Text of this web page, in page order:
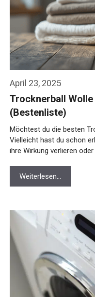
April 23, 2025
Trocknerball Wolle
(Bestenliste)
Möchtest du die besten
Vielleicht hast du schon
ihre Wirkung verlieren oder
Weiterlesen…